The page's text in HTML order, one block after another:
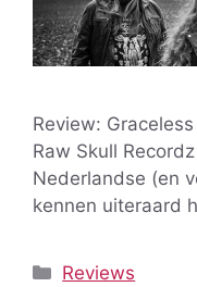
Review:
Raw Skull
Nederlandse (en
kennen uiteraard
Categorieën
Reviews